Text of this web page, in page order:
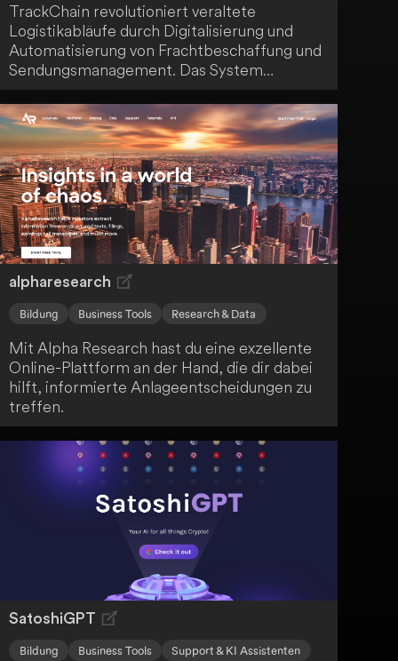
TrackChain revolutioniert veraltete
Logistikabläufe durch Digitalisierung und
Automatisierung von Frachtbeschaffung und
Sendungsmanagement. Das System
optimiert Spediteur-Compliance,
Zahlungssysteme, Routenplanung und
Ladungsverfolgung. TrackChain bietet dir
eine integrierte Lösung für lokale und
grenzüberschreitende Logistik aus einer
Hand.
alpharesearch
Bildung Business Tools Research & Data
Mit Alpha Research hast du eine exzellente
Online-Plattform an der Hand, die dir dabei
hilft, informierte Anlageentscheidungen zu
treffen.
SatoshiGPT
Bildung Business Tools Support & KI Assistenten